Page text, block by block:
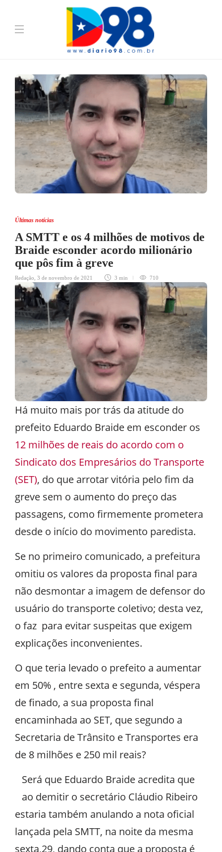
Últimas notícias
A SMTT e os 4 milhões de motivos de
Braide esconder acordo milionário
que pôs fim à greve
Redação 3 de novembro de 2021 3 min 710
Há muito mais por trás da atitude do
prefeito Eduardo Braide em esconder os
12 milhões de reais do acordo com o
Sindicato dos Empresários do Transporte
(SET), do que arrotar vitória pelo fim da
greve sem o aumento do preço das
passagens, como firmemente prometera
desde o início do movimento paredista.
Se no primeiro comunicado, a prefeitura
omitiu os valores da proposta final para
não desmontar a imagem de defensor do
usuário do transporte coletivo; desta vez,
o faz para evitar suspeitas que exigem
explicações inconvenientes.
O que teria levado o prefeito a aumentar
em 50% , entre sexta e segunda, véspera
de finado, a sua proposta final
encaminhada ao SET, que segundo a
Secretaria de Trânsito e Transportes era
de 8 milhões e 250 mil reais?
Será que Eduardo Braide acredita que
ao demitir o secretário Cláudio Ribeiro
estaria também anulando a nota oficial
lançada pela SMTT, na noite da mesma
sexta,29, dando conta que a proposta é